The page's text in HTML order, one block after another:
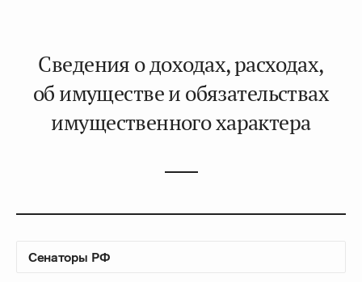
Сведения о доходах, расходах,
об имуществе и обязательствах
имущественного характера